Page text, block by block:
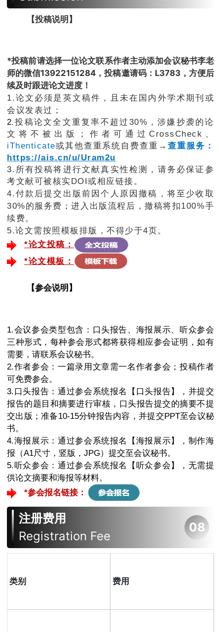
【投稿说明】
*投稿前请选择一位论文联系作者主动添加会议秘书李老
师的微信13922151284，投稿邀请码：L3783，方便后
续及时跟进论文进度！
1.论文必须 是英文稿件，且未在国内外学术期刊或
会议发表过；
2.投稿论文全文重复率不超过30%，涉嫌抄袭的论
文将不被出版；作者可通过CrossCheck、
iThenticate或其他查重系统自费查重→ 查重服务：
https://ais.cn/u/Uram2u
3.所有投稿将进行文献真实性检测，请务必保证参
考文献可被核实DOI或相应链接。
4.付款后提交出版前因个人原因撤稿，将至少收取
30%的服务费；进入出版流程后，撤稿将扣100%手
续费。
5.论文需按照模板排版，不得少于4页。
*论文投稿：
*论文模板：
【参会说明】
1.会议参会类型包含：口头报告、海报展示、听众参会
三种形式，每种参会形式都将获得相应参会证明，如有
需要，请联系会议秘书。
2.作者参会：一篇录用文章需一名作者参会；投稿作者
可免费参会。
3.口头报告：通过参会系统报名【口头报告】，并提交
报告的题目和摘要进行审核，口头报告提交的摘要不提
交出版；准备10-15分钟报告内容，并提交PPT至会议秘
书。
4.海报展示：通过参会系统报名【海报展示】，制作海
报（A1尺寸，竖版，JPG）提交至会议秘书。
5.听众参会：通过参会系统报名【听众参会】，无需提
供论文摘要和海报等材料。
*参会报名链接：
注册费用
Registration Fee
08
类别 费用